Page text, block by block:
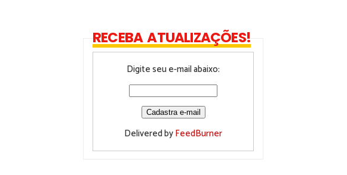
RECEBA ATUALIZAÇÕES!
Digite seu e-mail abaixo:
Delivered byFeedBurner